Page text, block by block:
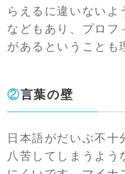
らえるに違いないよ
などもあり、プロフ
があるということも
②言葉の壁
日本語がだいぶ不
八苦してしまうよう